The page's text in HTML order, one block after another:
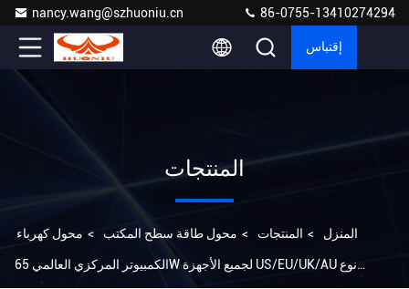
nancy.wang@szhuoniu.cn 86-0755-13410274294
إقتباس
المنتجات
المنزل > المنتجات > محول طاقة سطح المكتب > محول كهرباء
الكمبيوتر المركزي العالمي 65W لجميع الأجهزة US/EU/UK/AU نوع